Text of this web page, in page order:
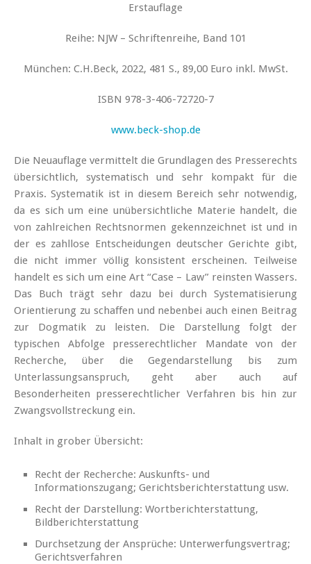
Erstauflage
Reihe: NJW – Schriftenreihe, Band 101
München: C.H.Beck, 2022, 481 S., 89,00 Euro inkl. MwSt.
ISBN 978-3-406-72720-7
www.beck-shop.de
Die Neuauflage vermittelt die Grundlagen des Presserechts
übersichtlich, systematisch und sehr kompakt für die
Praxis. Systematik ist in diesem Bereich sehr notwendig,
da es sich um eine unübersichtliche Materie handelt, die
von zahlreichen Rechtsnormen gekennzeichnet ist und in
der es zahllose Entscheidungen deutscher Gerichte gibt,
die nicht immer völlig konsistent erscheinen. Teilweise
handelt es sich um eine Art “Case – Law” reinsten Wassers.
Das Buch trägt sehr dazu bei durch Systematisierung
Orientierung zu schaffen und nebenbei auch einen Beitrag
zur Dogmatik zu leisten. Die Darstellung folgt der
typischen Abfolge presserechtlicher Mandate von der
Recherche, über die Gegendarstellung bis zum
Unterlassungsanspruch, geht aber auch auf
Besonderheiten presserechtlicher Verfahren bis hin zur
Zwangsvollstreckung ein.
Inhalt in grober Übersicht:
Recht der Recherche: Auskunfts- und
Informationszugang; Gerichtsberichterstattung usw.
Recht der Darstellung: Wortberichterstattung,
Bildberichterstattung
Durchsetzung der Ansprüche: Unterwerfungsvertrag;
Gerichtsverfahren